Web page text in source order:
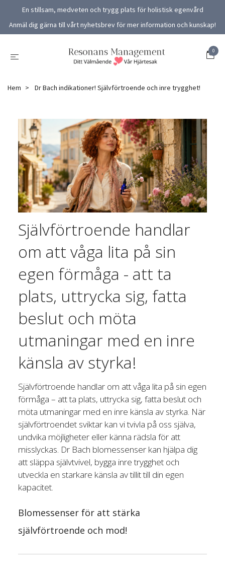
En stillsam, medveten och trygg plats för holistisk egenvård
Anmäl dig gärna till vårt nyhetsbrev för mer information och kunskap!
0
Hem Dr Bach indikationer! Självförtroende och inre trygghet!
Självförtroende handlar
om att våga lita på sin
egen förmåga - att ta
plats, uttrycka sig, fatta
beslut och möta
utmaningar med en inre
känsla av styrka!
Självförtroende handlar om att våga lita på sin egen
förmåga – att ta plats, uttrycka sig, fatta beslut och
möta utmaningar med en inre känsla av styrka. När
självförtroendet sviktar kan vi tvivla på oss själva,
undvika möjligheter eller känna rädsla för att
misslyckas. Dr Bach blomessenser kan hjälpa dig
att släppa självtvivel, bygga inre trygghet och
utveckla en starkare känsla av tillit till din egen
kapacitet.
Blomessenser för att stärka
självförtroende och mod!